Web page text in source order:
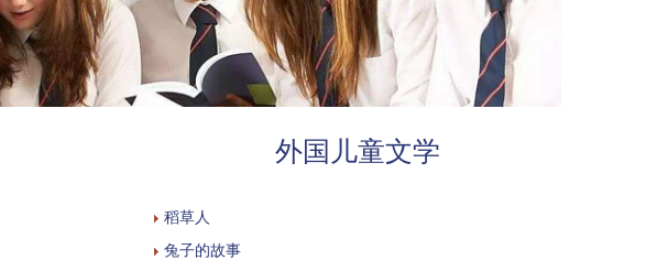
外国儿童文学
稻草人
兔子的故事